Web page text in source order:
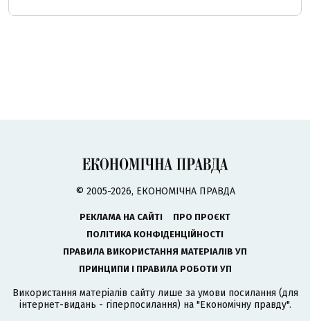
© 2005-2026, ЕКОНОМІЧНА ПРАВДА
РЕКЛАМА НА САЙТІ
ПРО ПРОЄКТ
ПОЛІТИКА КОНФІДЕНЦІЙНОСТІ
ПРАВИЛА ВИКОРИСТАННЯ МАТЕРІАЛІВ УП
ПРИНЦИПИ І ПРАВИЛА РОБОТИ УП
Використання матеріалів сайту лише за умови посилання (для
інтернет-видань - гіперпосилання) на "Економічну правду".